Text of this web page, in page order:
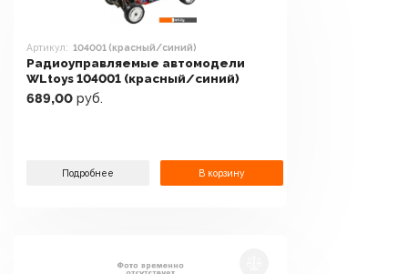
Артикул: 104001 (красный/синий)
Радиоуправляемые автомодели
WLtoys 104001 (красный/синий)
689,00 руб.
Подробнее В корзину